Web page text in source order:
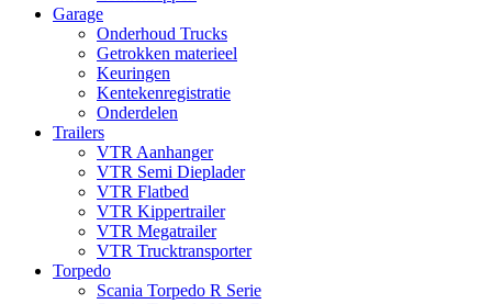
Garage
Onderhoud Trucks
Getrokken materieel
Keuringen
Kentekenregistratie
Onderdelen
Trailers
VTR Aanhanger
VTR Semi Dieplader
VTR Flatbed
VTR Kippertrailer
VTR Megatrailer
VTR Trucktransporter
Torpedo
Scania Torpedo R Serie